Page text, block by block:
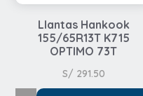
Llantas Hankook
155/65R13T K715
OPTIMO 73T
S/ 291.50